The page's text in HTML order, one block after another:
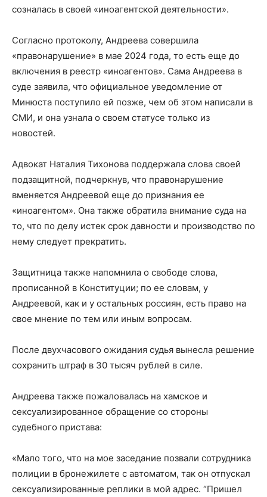
созналась в своей «иноагентской деятельности».
Согласно протоколу, Андреева совершила
«правонарушение» в мае 2024 года, то есть еще до
включения в реестр «иноагентов». Сама Андреева в
суде заявила, что официальное уведомление от
Минюста поступило ей позже, чем об этом написали в
СМИ, и она узнала о своем статусе только из
новостей.
Адвокат Наталия Тихонова поддержала слова своей
подзащитной, подчеркнув, что правонарушение
вменяется Андреевой еще до признания ее
«иноагентом». Она также обратила внимание суда на
то, что по делу истек срок давности и производство по
нему следует прекратить.
Защитница также напомнила о свободе слова,
прописанной в Конституции; по ее словам, у
Андреевой, как и у остальных россиян, есть право на
свое мнение по тем или иным вопросам.
После двухчасового ожидания судья вынесла решение
сохранить штраф в 30 тысяч рублей в силе.
Андреева также пожаловалась на хамское и
сексуализированное обращение со стороны
судебного пристава:
«Мало того, что на мое заседание позвали сотрудника
полиции в бронежилете с автоматом, так он отпускал
сексуализированные реплики в мой адрес. “Пришел